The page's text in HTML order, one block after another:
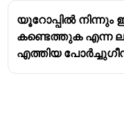
യൂറോപ്പിൽ നിന്നും
കണ്ടെത്തുക എന്ന
എത്തിയ